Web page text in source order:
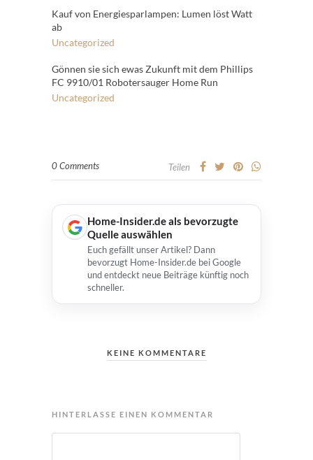
Kauf von Energiesparlampen: Lumen löst Watt
ab
Uncategorized
Gönnen sie sich ewas Zukunft mit dem Phillips
FC 9910/01 Robotersauger Home Run
Uncategorized
0 Comments Teilen
Home-Insider.de als bevorzugte
Quelle auswählen
Euch gefällt unser Artikel? Dann
bevorzugt Home-Insider.de bei Google
und entdeckt neue Beiträge künftig noch
schneller.
KEINE KOMMENTARE
HINTERLASSE EINEN KOMMENTAR